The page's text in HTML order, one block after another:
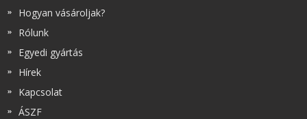
Hogyan vásároljak?
Rólunk
Egyedi gyártás
Hírek
Kapcsolat
ÁSZF